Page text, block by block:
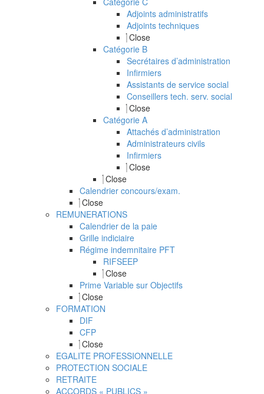
Adjoints administratifs
Adjoints techniques
Close
Catégorie B
Secrétaires d’administration
Infirmiers
Assistants de service social
Conseillers tech. serv. social
Close
Catégorie A
Attachés d’administration
Administrateurs civils
Infirmiers
Close
Close
Calendrier concours/exam.
Close
REMUNERATIONS
Calendrier de la paie
Grille indiciaire
Régime indemnitaire PFT
RIFSEEP
Close
Prime Variable sur Objectifs
Close
FORMATION
DIF
CFP
Close
EGALITE PROFESSIONNELLE
PROTECTION SOCIALE
RETRAITE
ACCORDS « PUBLICS »